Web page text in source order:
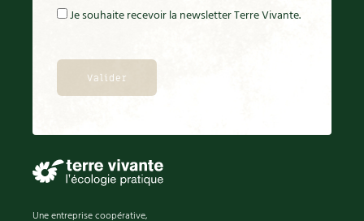
Pelouse
Permaculture
Pesticides
Petits pois
Piment
Je souhaite recevoir la newsletter Terre Vivante.
Une entreprise coopérative,